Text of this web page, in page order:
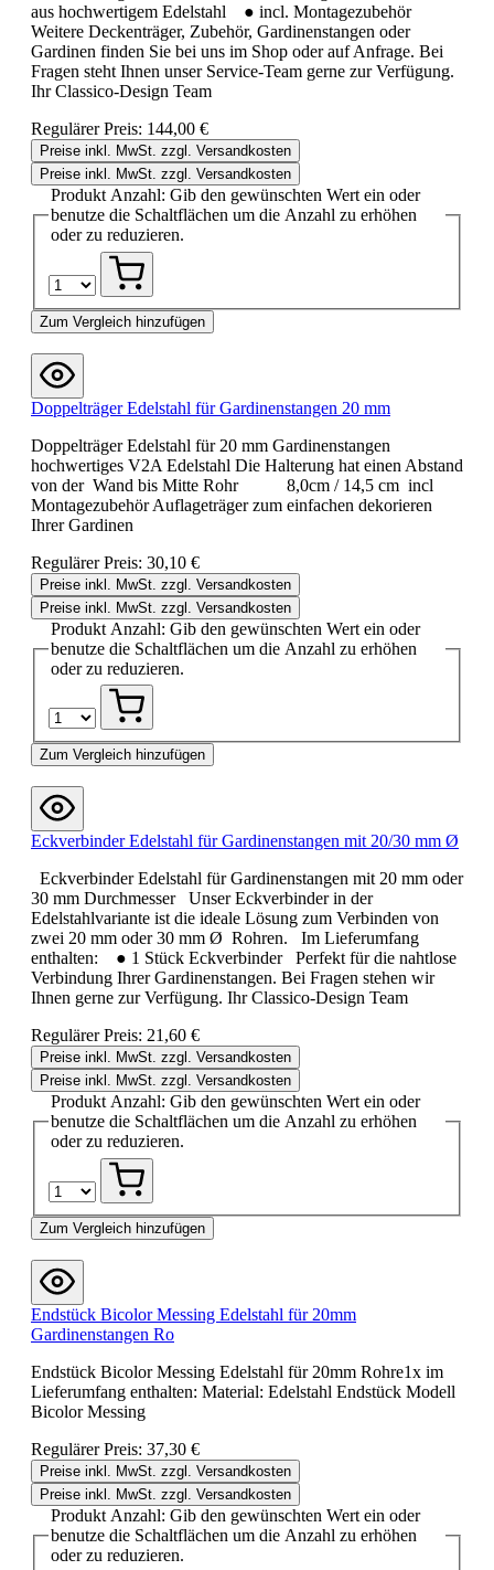
aus hochwertigem Edelstahl ● incl. Montagezubehör
Weitere Deckenträger, Zubehör, Gardinenstangen oder
Gardinen finden Sie bei uns im Shop oder auf Anfrage. Bei
Fragen steht Ihnen unser Service-Team gerne zur Verfügung.
Ihr Classico-Design Team
Regulärer Preis: 144,00 €
Preise inkl. MwSt. zzgl. Versandkosten
Preise inkl. MwSt. zzgl. Versandkosten
Produkt Anzahl: Gib den gewünschten Wert ein oder
benutze die Schaltflächen um die Anzahl zu erhöhen
oder zu reduzieren.
Zum Vergleich hinzufügen
Doppelträger Edelstahl für Gardinenstangen 20 mm
Doppelträger Edelstahl für 20 mm Gardinenstangen
hochwertiges V2A Edelstahl Die Halterung hat einen Abstand
von der Wand bis Mitte Rohr 8,0cm / 14,5 cm incl
Montagezubehör Auflageträger zum einfachen dekorieren
Ihrer Gardinen
Regulärer Preis: 30,10 €
Preise inkl. MwSt. zzgl. Versandkosten
Preise inkl. MwSt. zzgl. Versandkosten
Produkt Anzahl: Gib den gewünschten Wert ein oder
benutze die Schaltflächen um die Anzahl zu erhöhen
oder zu reduzieren.
Zum Vergleich hinzufügen
Eckverbinder Edelstahl für Gardinenstangen mit 20/30 mm Ø
Eckverbinder Edelstahl für Gardinenstangen mit 20 mm oder
30 mm Durchmesser Unser Eckverbinder in der
Edelstahlvariante ist die ideale Lösung zum Verbinden von
zwei 20 mm oder 30 mm Ø Rohren. Im Lieferumfang
enthalten: ● 1 Stück Eckverbinder Perfekt für die nahtlose
Verbindung Ihrer Gardinenstangen. Bei Fragen stehen wir
Ihnen gerne zur Verfügung. Ihr Classico-Design Team
Regulärer Preis: 21,60 €
Preise inkl. MwSt. zzgl. Versandkosten
Preise inkl. MwSt. zzgl. Versandkosten
Produkt Anzahl: Gib den gewünschten Wert ein oder
benutze die Schaltflächen um die Anzahl zu erhöhen
oder zu reduzieren.
Zum Vergleich hinzufügen
Endstück Bicolor Messing Edelstahl für 20mm
Gardinenstangen Ro
Endstück Bicolor Messing Edelstahl für 20mm Rohre1x im
Lieferumfang enthalten: Material: Edelstahl Endstück Modell
Bicolor Messing
Regulärer Preis: 37,30 €
Preise inkl. MwSt. zzgl. Versandkosten
Preise inkl. MwSt. zzgl. Versandkosten
Produkt Anzahl: Gib den gewünschten Wert ein oder
benutze die Schaltflächen um die Anzahl zu erhöhen
oder zu reduzieren.